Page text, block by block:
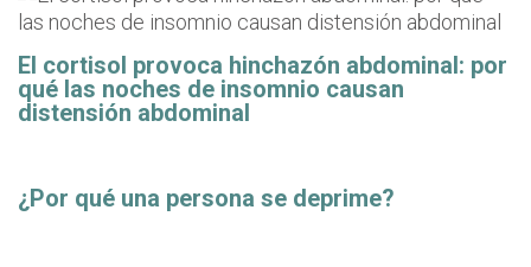
El cortisol provoca hinchazón abdominal: por
qué las noches de insomnio causan
distensión abdominal
¿Por qué una persona se deprime?